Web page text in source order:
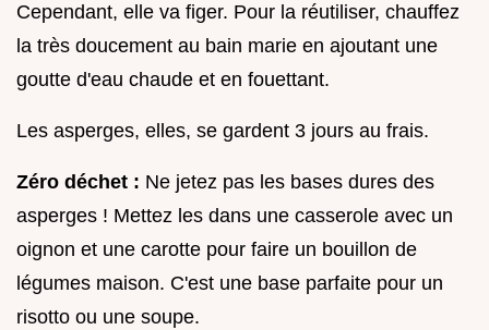
Cependant, elle va figer. Pour la réutiliser, chauffez
la très doucement au bain marie en ajoutant une
goutte d'eau chaude et en fouettant.
Les asperges, elles, se gardent 3 jours au frais.
Zéro déchet : Ne jetez pas les bases dures des
asperges ! Mettez les dans une casserole avec un
oignon et une carotte pour faire un bouillon de
légumes maison. C'est une base parfaite pour un
risotto ou une soupe.